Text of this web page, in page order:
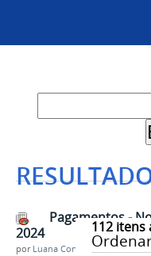
112itens
Pagamentos -
2024
por Luana Constantino Souza